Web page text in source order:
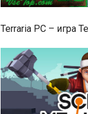
Terraria PC – игра